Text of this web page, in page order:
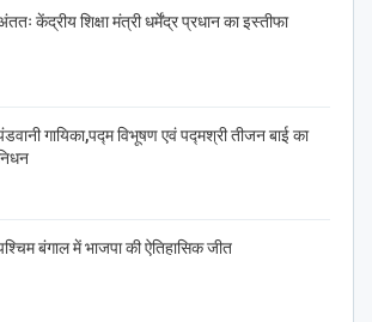
केंद्रीय शिक्षा मंत्री धर्मेंद्र प्रधान का इस्तीफा
गायिका,पद्म विभूषण एवं पद्मश्री तीजन बाई का
बंगाल में भाजपा की ऐतिहासिक जीत